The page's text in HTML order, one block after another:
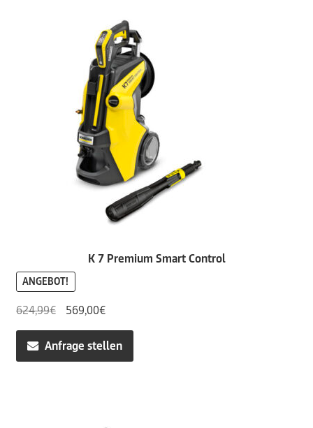
K 7 Premium Smart Control
ANGEBOT!
624,99€
Ursprünglicher
Preis
war:
624,99€
569,00€Aktueller
Preis
ist:
569,00€.
Anfrage stellen